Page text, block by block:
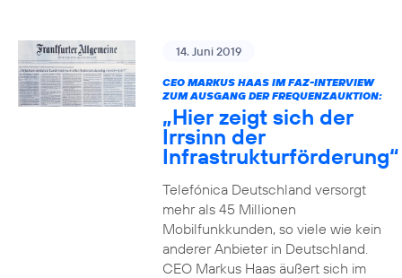
14. Juni 2019
CEO MARKUS HAAS IM FAZ-INTERVIEW
ZUM AUSGANG DER FREQUENZAUKTION:
„Hier zeigt sich der
Irrsinn der
Infrastrukturförderung“
Telefónica Deutschland versorgt
mehr als 45 Millionen
Mobilfunkkunden, so viele wie kein
anderer Anbieter in Deutschland.
CEO Markus Haas äußert sich im